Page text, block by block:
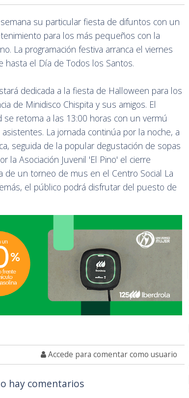
su particular fiesta de difuntos con un
para los más pequeños con la
La programación festiva arranca el viernes
el Día de Todos los Santos.
dedicada a la fiesta de Halloween para los
de Minidisco Chispita y sus amigos. El
retoma a las 13:00 horas con un vermú
La jornada continúa por la noche, a
seguida de la popular degustación de sopas
la Asociación Juvenil 'El Pino' el cierre
un torneo de mus en el Centro Social La
el público podrá disfrutar del puesto de
Accede para comentar como usuario
hay comentarios